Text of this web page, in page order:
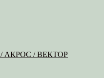
/ АКРОС / ВЕКТОР